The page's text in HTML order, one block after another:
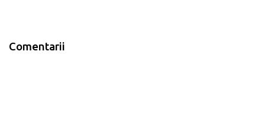
Comentarii